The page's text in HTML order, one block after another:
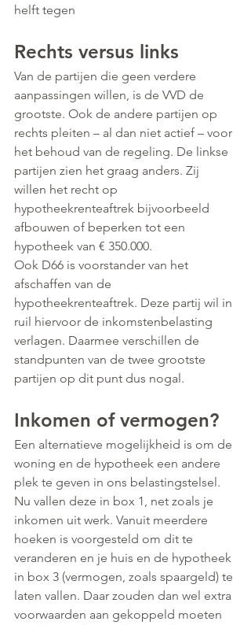
helft tegen
Rechts versus links
Van de partijen die geen verdere
aanpassingen willen, is de VVD de
grootste. Ook de andere partijen op
rechts pleiten – al dan niet actief – voor
het behoud van de regeling. De linkse
partijen zien het graag anders. Zij
willen het recht op
hypotheekrenteaftrek bijvoorbeeld
afbouwen of beperken tot een
hypotheek van € 350.000.
Ook D66 is voorstander van het
afschaffen van de
hypotheekrenteaftrek. Deze partij wil in
ruil hiervoor de inkomstenbelasting
verlagen. Daarmee verschillen de
standpunten van de twee grootste
partijen op dit punt dus nogal.
Inkomen of vermogen?
Een alternatieve mogelijkheid is om de
woning en de hypotheek een andere
plek te geven in ons belastingstelsel.
Nu vallen deze in box 1, net zoals je
inkomen uit werk. Vanuit meerdere
hoeken is voorgesteld om dit te
veranderen en je huis en de hypotheek
in box 3 (vermogen, zoals spaargeld) te
laten vallen. Daar zouden dan wel extra
voorwaarden aan gekoppeld moeten